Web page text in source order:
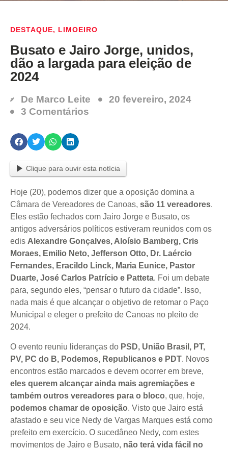
DESTAQUE, LIMOEIRO
Busato e Jairo Jorge, unidos,
dão a largada para eleição de
2024
De Marco Leite
20 fevereiro, 2024
3 Comentários
Clique para ouvir esta notícia
Hoje (20), podemos dizer que a oposição domina a
Câmara de Vereadores de Canoas, são 11 vereadores.
Eles estão fechados com Jairo Jorge e Busato, os
antigos adversários políticos estiveram reunidos com os
edis Alexandre Gonçalves, Aloísio Bamberg, Cris
Moraes, Emilio Neto, Jefferson Otto, Dr. Laércio
Fernandes, Eracildo Linck, Maria Eunice, Pastor
Duarte, José Carlos Patrício e Patteta. Foi um debate
para, segundo eles, “pensar o futuro da cidade”. Isso,
nada mais é que alcançar o objetivo de retomar o Paço
Municipal e eleger o prefeito de Canoas no pleito de
2024.
O evento reuniu lideranças do PSD, União Brasil, PT,
PV, PC do B, Podemos, Republicanos e PDT. Novos
encontros estão marcados e devem ocorrer em breve,
eles querem alcançar ainda mais agremiações e
também outros vereadores para o bloco, que, hoje,
podemos chamar de oposição. Visto que Jairo está
afastado e seu vice Nedy de Vargas Marques está como
prefeito em exercício. O sucedâneo Nedy, com estes
movimentos de Jairo e Busato, não terá vida fácil no